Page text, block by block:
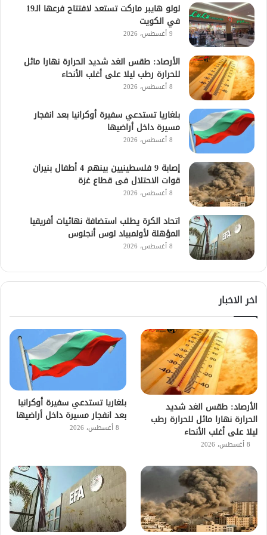
لولو هايبر ماركت تستعد لافتتاح فرعها الـ19
في الكويت
9 أغسطس، 2026
الأرصاد: طقس الغد شديد الحرارة نهارا مائل
للحرارة رطب ليلا على أغلب الأنحاء
8 أغسطس، 2026
بلغاريا تستدعي سفيرة أوكرانيا بعد انفجار
مسيرة داخل أراضيها
8 أغسطس، 2026
إصابة 9 فلسطينيين بينهم 4 أطفال بنيران
قوات الاحتلال فى قطاع غزة
8 أغسطس، 2026
اتحاد الكرة يطلب استضافة نهائيات أفريقيا
المؤهلة لأولمبياد لوس أنجلوس
8 أغسطس، 2026
اخر الاخبار
الأرصاد: طقس الغد شديد
الحرارة نهارا مائل للحرارة رطب
ليلا على أغلب الأنحاء
8 أغسطس، 2026
بلغاريا تستدعي سفيرة أوكرانيا
بعد انفجار مسيرة داخل أراضيها
8 أغسطس، 2026